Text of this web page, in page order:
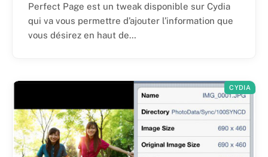
Perfect Page est un tweak disponible sur Cydia
qui va vous permettre d’ajouter l’information que
vous désirez en haut de…
CYDIA